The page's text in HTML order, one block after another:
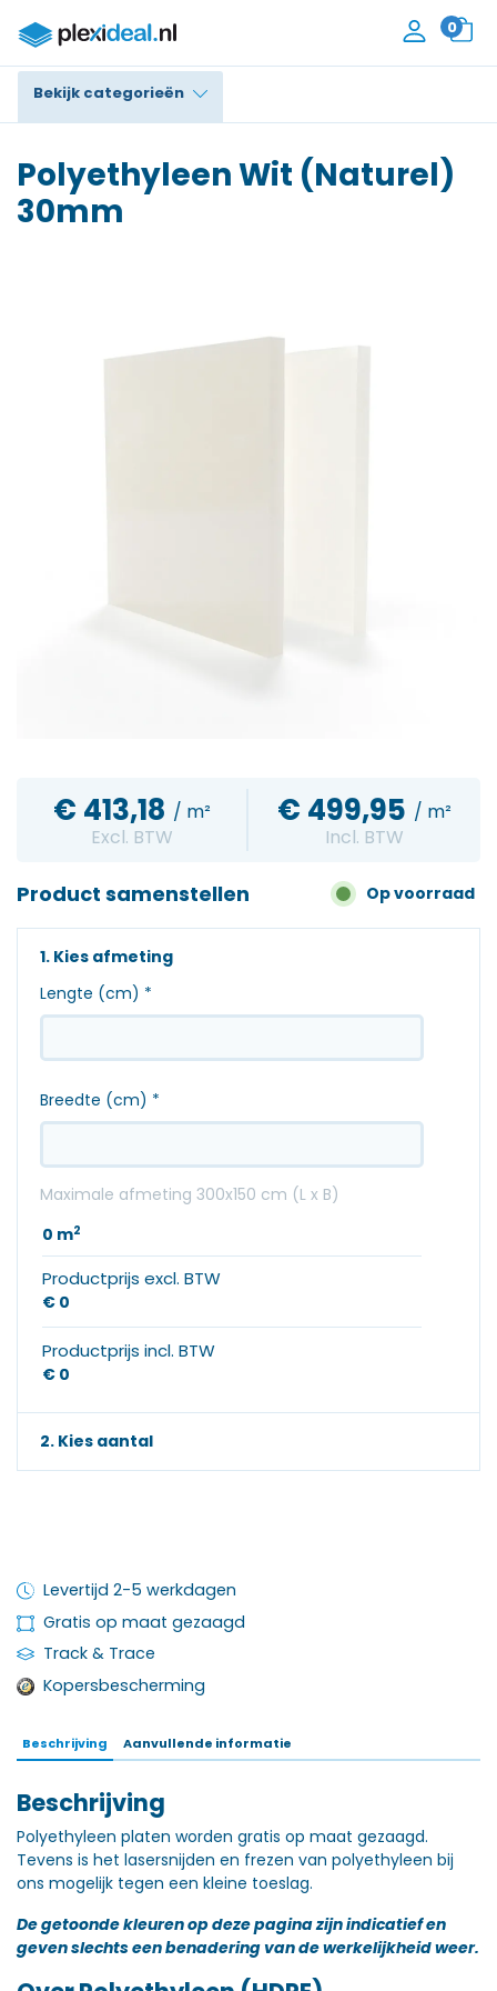
0
Bekijk categorieën
Polycarbonaat
Polyethyleen Wit (Naturel)
30mm
€ 413,18 / m²
Excl. BTW
€ 499,95 / m²
Incl. BTW
Op voorraad
Product samenstellen
1. Kies afmeting
Lengte (cm) *
Breedte (cm) *
Maximale afmeting 300x150 cm (L x B)
0 m2
Productprijs excl. BTW
€ 0
Productprijs incl. BTW
€ 0
2. Kies aantal
Levertijd 2-5 werkdagen
Gratis op maat gezaagd
Track & Trace
Kopersbescherming
Beschrijving Aanvullende informatie
Beschrijving
Polyethyleen platen worden gratis op maat gezaagd.
Tevens is het lasersnijden en frezen van polyethyleen bij
ons mogelijk tegen een kleine toeslag.
De getoonde kleuren op deze pagina zijn indicatief en
geven slechts een benadering van de werkelijkheid weer.